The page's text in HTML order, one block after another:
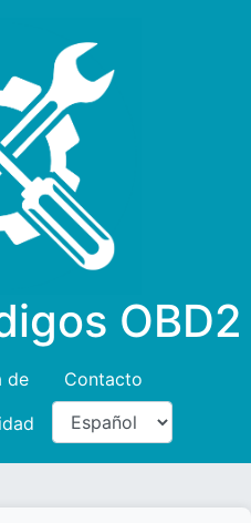
OBD2
de
Contacto